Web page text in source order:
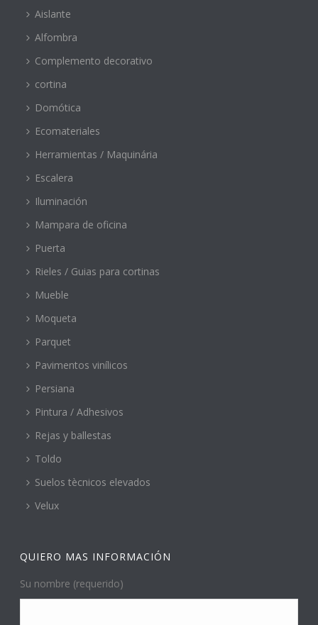
Aislante
Alfombra
Complemento decorativo
cortina
Domótica
Ecomateriales
Herramientas / Maquinária
Escalera
Iluminación
Mampara de oficina
Puerta
Rieles / Guias para cortinas
Mueble
Moqueta
Parquet
Pavimentos vinílicos
Persiana
Pintura / Adhesivos
Rejas y ballestas
Toldo
Suelos tècnicos elevados
Velux
QUIERO MAS INFORMACIÓN
Su nombre (requerido)